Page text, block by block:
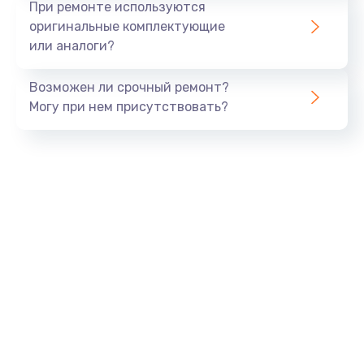
При ремонте используются
оригинальные комплектующие
или аналоги?
Возможен ли срочный ремонт?
Могу при нем присутствовать?